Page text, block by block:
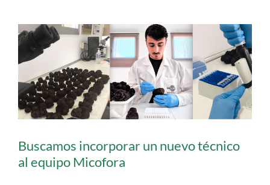
Buscamos incorporar un nuevo técnico
al equipo Micofora